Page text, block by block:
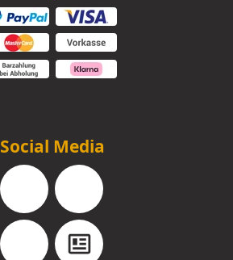
Social Media
Facebook Instagram
YouTube Blog